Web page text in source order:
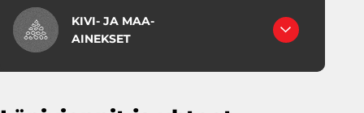
Pohjarenkaat
Kartiorenkaat
PELLON BETONI OY
NAPAPIIRIN BETONI OY
KIVI- JA MAA-
AINEKSET